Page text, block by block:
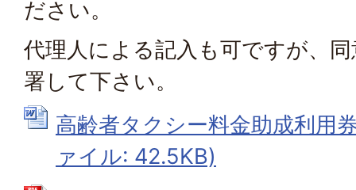
ださい。
代理人による記入も可ですが、
署して下さい。
高齢者タクシー料金助成利用
ァイル: 42.5KB)